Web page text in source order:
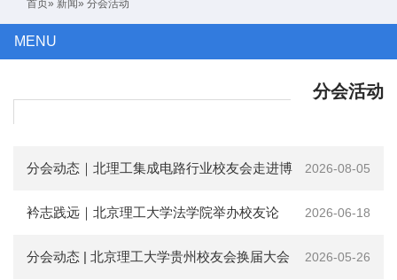
动
首页» 新闻» 分会活动
MENU
分会活动
2026-08-05
分会动态｜北理工集成电路行业校友会走进博
顿光电 2026-06-18
衿志践远｜北京理工大学法学院举办校友论
坛“低空经济专题研讨会” 2026-05-26
分会动态 | 北京理工大学贵州校友会换届大会